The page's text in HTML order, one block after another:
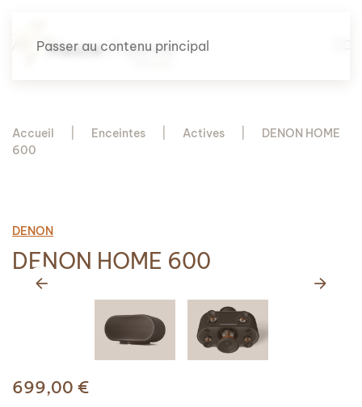
Passer au contenu principal
Accueil Enceintes Actives
DENON HOME
600
DENON
DENON HOME 600
699,00 €